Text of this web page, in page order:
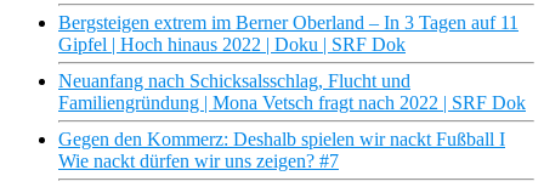
Bergsteigen extrem im Berner Oberland – In 3 Tagen auf 11
Gipfel | Hoch hinaus 2022 | Doku | SRF Dok
Neuanfang nach Schicksalsschlag, Flucht und
Familiengründung | Mona Vetsch fragt nach 2022 | SRF Dok
Gegen den Kommerz: Deshalb spielen wir nackt Fußball I
Wie nackt dürfen wir uns zeigen? #7